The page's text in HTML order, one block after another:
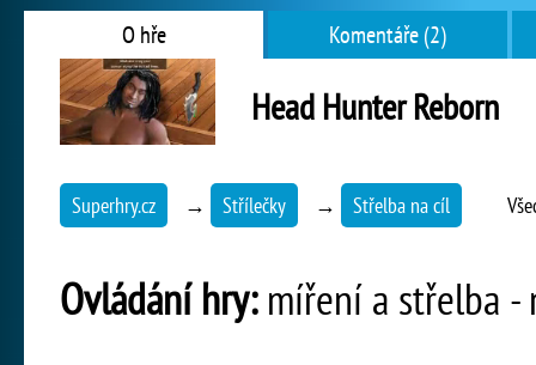
O hře Komentáře (2)
Head Hunter Reborn
Superhry.cz → Střílečky → Střelba na cíl
Ovládání hry:míření a střelba -